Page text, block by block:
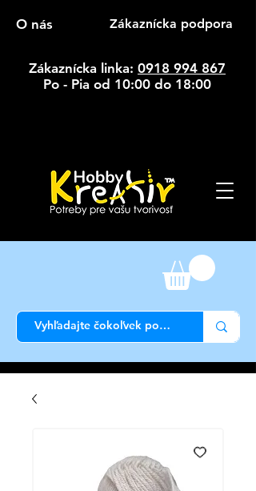
O nás Zákaznícka podpora
Zákaznícka linka: 0918 994 867
Po - Pia od 10:00 do 18:00